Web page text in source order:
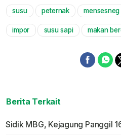
susu peternak mensesneg
impor susu sapi makan
Berita Terkait
Sidik MBG, Kejagung Panggil